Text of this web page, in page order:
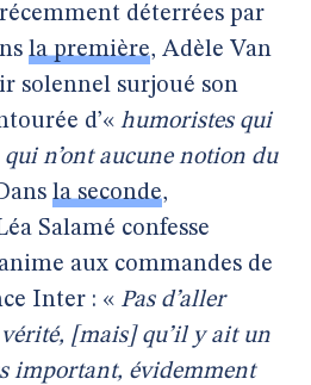
déterrées par
la première, Adèle Van
solennel surjoué son
d’« humoristes qui
n’ont aucune notion du
la seconde,
Salamé confesse
aux commandes de
Inter : « Pas d’aller
[mais] qu’il y ait un
important, évidemment